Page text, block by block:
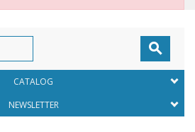

CATALOG
NEWSLETTER